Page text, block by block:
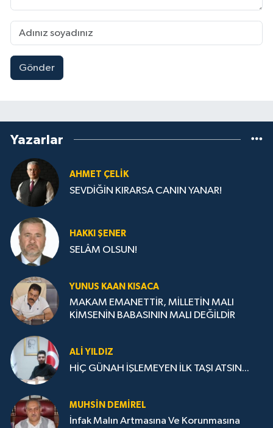
Gönder
Yazarlar
AHMET ÇELIK
SEVDİĞİN KIRARSA CANIN YANAR!
HAKKI ŞENER
SELÂM OLSUN!
YUNUS KAAN KISACA
MAKAM EMANETTİR, MİLLETİN MALI
KİMSENİN BABASININ MALI DEĞİLDİR
ALI YILDIZ
HİÇ GÜNAH İŞLEMEYEN İLK TAŞI ATSIN...
MUHSIN DEMIREL
İnfak Malın Artmasına Ve Korunmasına